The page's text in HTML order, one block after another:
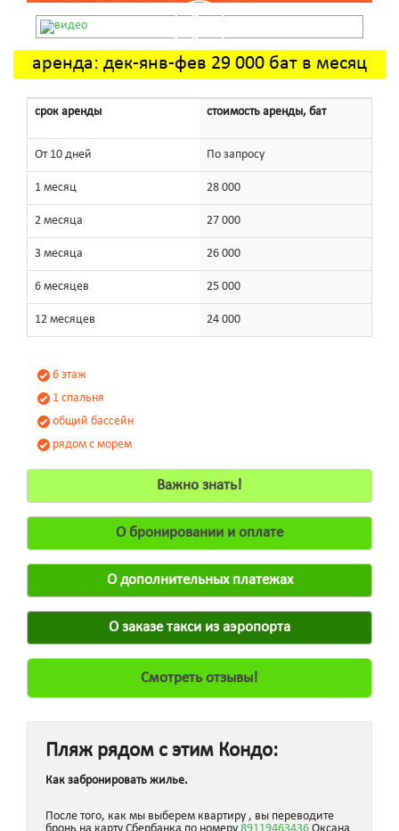
аренда: дек-янв-фев 29 000 бат в месяц
срок аренды
От 10 дней
1 месяц
2 месяца
3 месяца
6 месяцев
12 месяцев
стоимость аренды, бат
По запросу
28 000
27 000
26 000
25 000
24 000
6 этаж
1 спальня
общий бассейн
рядом с морем
Важно знать!
О бронировании и оплате
О дополнительных платежах
О заказе такси из аэропорта
Смотреть отзывы!
Пляж рядом с этим Кондо:
Как забронировать жилье.
После того, как мы выберем квартиру , вы переводите